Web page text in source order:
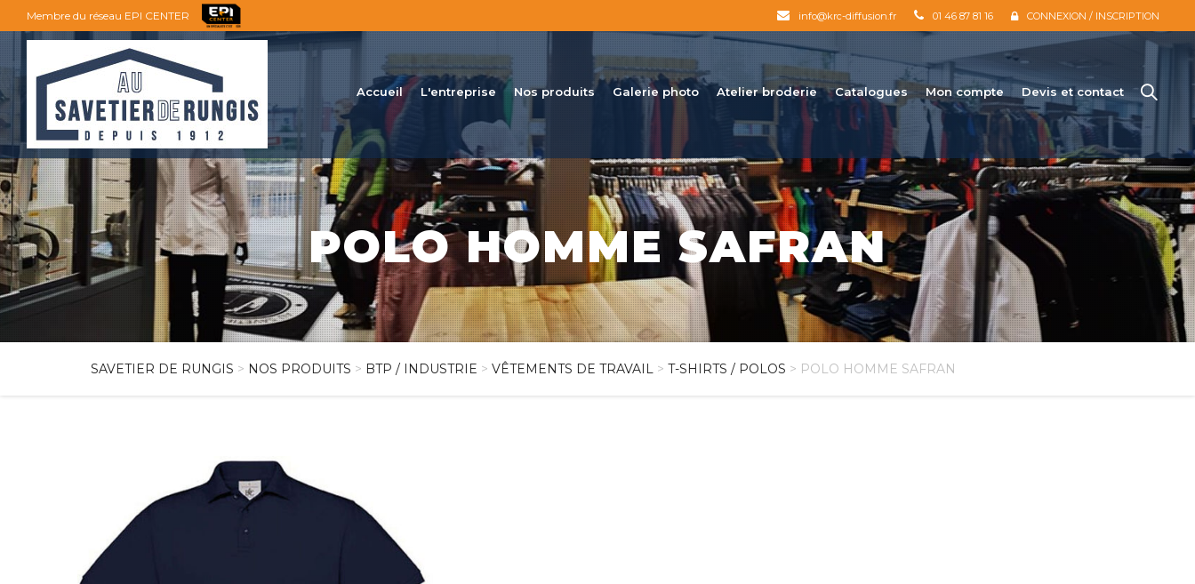
Membre du réseau EPI CENTER info@krc-diffusion.fr 01 46 87 81 16 CONNEXION / INSCRIPTION
Accueil L'entreprise Nos produits Galerie photo Atelier broderie Catalogues Mon compte Devis et contact
POLO HOMME SAFRAN
SAVETIER DE RUNGIS > NOS PRODUITS > BTP / INDUSTRIE > VÊTEMENTS DE TRAVAIL > T-SHIRTS / POLOS > POLO HOMME SAFRAN